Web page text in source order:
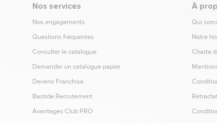
Nos services
Nos engagements
Questions fréquentes
Consulter le catalogue
Demander un catalogue papier
Devenir Franchisé
Bastide Recrutement
Avantages Club PRO
À
Qui
Notre
Charte